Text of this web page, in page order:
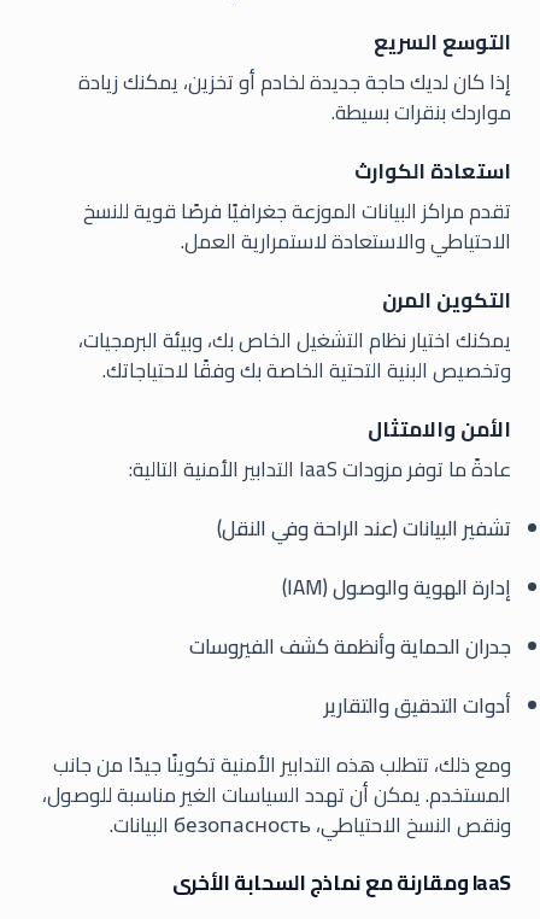
التوسع السريع
إذا كان لديك حاجة جديدة لخادم أو تخزين، يمكنك زيادة
مواردك بنقرات بسيطة.
استعادة الكوارث
تقدم مراكز البيانات الموزعة جغرافيًا فرصًا قوية للنسخ
الاحتياطي والاستعادة لاستمرارية العمل.
التكوين المرن
يمكنك اختيار نظام التشغيل الخاص بك، وبيئة البرمجيات،
وتخصيص البنية التحتية الخاصة بك وفقًا لاحتياجاتك.
الأمن والامتثال
عادةً ما توفر مزودات IaaS التدابير الأمنية التالية:
تشفير البيانات (عند الراحة وفي النقل)
إدارة الهوية والوصول (IAM)
جدران الحماية وأنظمة كشف الفيروسات
أدوات التدقيق والتقارير
ومع ذلك، تتطلب هذه التدابير الأمنية تكوينًا جيدًا من جانب
المستخدم. يمكن أن تهدد السياسات الغير مناسبة للوصول،
ونقص النسخ الاحتياطي، безопасность البيانات.
IaaS ومقارنة مع نماذج السحابة الأخرى